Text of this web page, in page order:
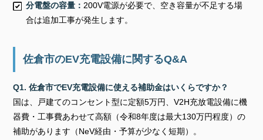
分電盤の容量： 200V電源が必要で、空き容量が不足する場
合は追加工事が発生します。
佐倉市のEV充電設備に関するQ&A
Q1. 佐倉市でEV充電設備に使える補助金はいくらですか？
国は、戸建てのコンセント型に定額5万円、V2H充放電設備に機
器費・工事費あわせて高額（令和8年度は最大130万円程度）の
補助があります（NeV経由・予算が少なく短期）。